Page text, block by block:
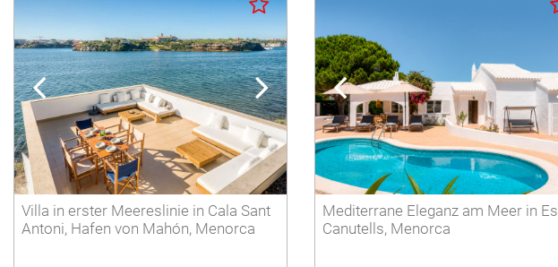
Villa in erster Meereslinie in Cala Sant
Antoni, Hafen von Mahón, Menorca
Mediterrane Eleganz am Meer in Es
Canutells, Menorca